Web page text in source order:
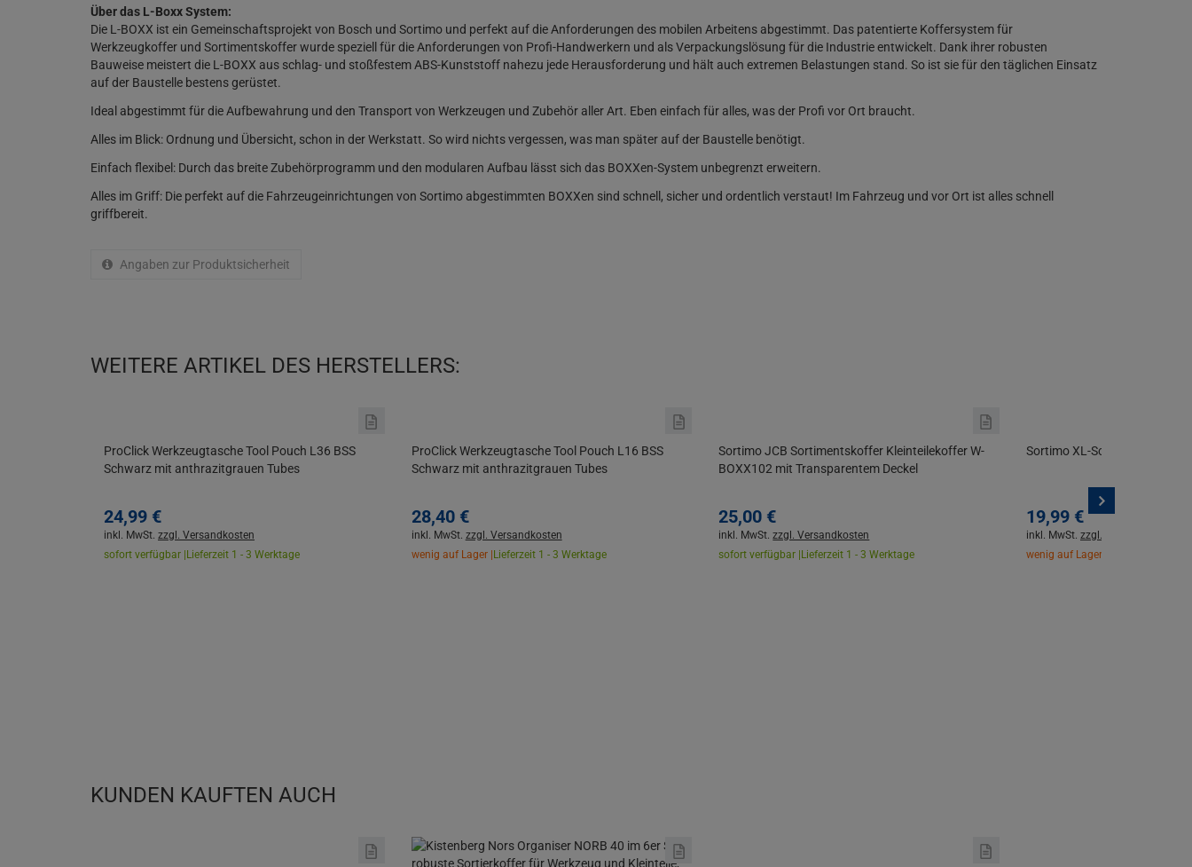
Über das L-Boxx System:
Die L-BOXX ist ein Gemeinschaftsprojekt von Bosch und Sortimo und perfekt auf die Anforderungen des mobilen Arbeitens abgestimmt. Das patentierte Koffersystem für
Werkzeugkoffer und Sortimentskoffer wurde speziell für die Anforderungen von Profi-Handwerkern und als Verpackungslösung für die Industrie entwickelt. Dank ihrer robusten
Bauweise meistert die L-BOXX aus schlag- und stoßfestem ABS-Kunststoff nahezu jede Herausforderung und hält auch extremen Belastungen stand. So ist sie für den täglichen Einsatz
auf der Baustelle bestens gerüstet.
Ideal abgestimmt für die Aufbewahrung und den Transport von Werkzeugen und Zubehör aller Art. Eben einfach für alles, was der Profi vor Ort braucht.
Alles im Blick: Ordnung und Übersicht, schon in der Werkstatt. So wird nichts vergessen, was man später auf der Baustelle benötigt.
Einfach flexibel: Durch das breite Zubehörprogramm und den modularen Aufbau lässt sich das BOXXen-System unbegrenzt erweitern.
Alles im Griff: Die perfekt auf die Fahrzeugeinrichtungen von Sortimo abgestimmten BOXXen sind schnell, sicher und ordentlich verstaut! Im Fahrzeug und vor Ort ist alles schnell
griffbereit.
Angaben zur Produktsicherheit
WEITERE ARTIKEL DES HERSTELLERS:
ProClick Werkzeugtasche Tool Pouch L36 BSS
Schwarz mit anthrazitgrauen Tubes
24,99 €
inkl. MwSt. zzgl. Versandkosten
sofort verfügbar | Lieferzeit 1 - 3 Werktage
ProClick Werkzeugtasche Tool Pouch L16 BSS
Schwarz mit anthrazitgrauen Tubes
28,40 €
inkl. MwSt. zzgl. Versandkosten
wenig auf Lager | Lieferzeit 1 - 3 Werktage
Sortimo JCB Sortimentskoffer Kleinteilekoffer W-
BOXX102 mit Transparentem Deckel
25,00 €
inkl. MwSt.zzgl. Versandkosten
sofort verfügbar | Lieferzeit 1 - 3 Werktage
Sortimo XL-Schnittschaum-
19,99 €
inkl. MwSt. zzgl. Versandkosten
wenig auf Lager |
KUNDEN KAUFTEN AUCH